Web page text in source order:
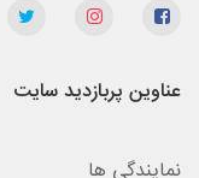
عناوین پربازدید سایت